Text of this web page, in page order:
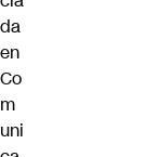
da
en
Co
m
uni